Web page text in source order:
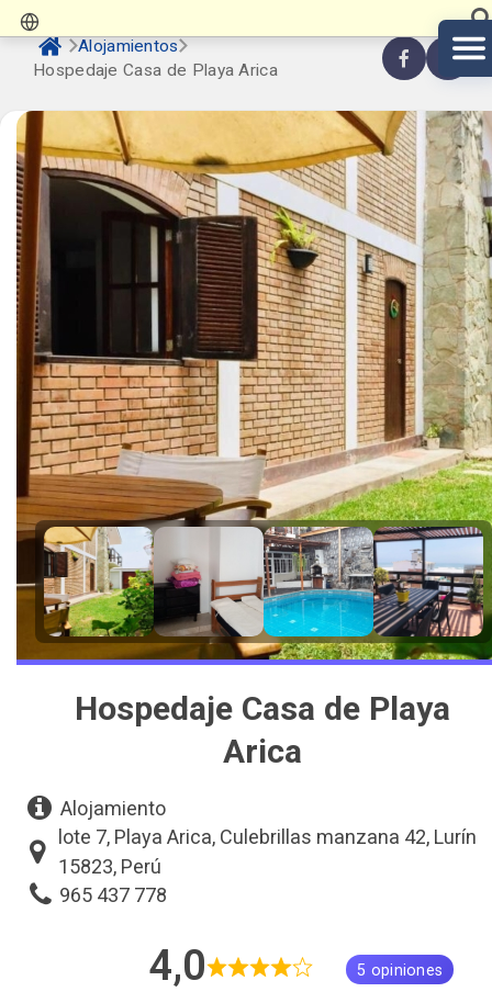
Alojamientos
Hospedaje Casa de Playa Arica
Hospedaje Casa de Playa
Arica
Alojamiento
lote 7, Playa Arica, Culebrillas manzana 42, Lurín
15823, Perú
965 437 778
4,0 5 opiniones